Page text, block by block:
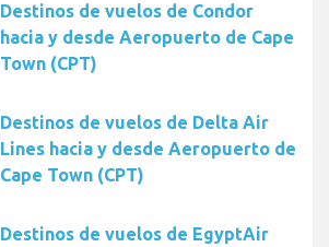
Destinos de vuelos de Condor
hacia y desde Aeropuerto de Cape
Town (CPT)
Destinos de vuelos de Delta Air
Lines hacia y desde Aeropuerto de
Cape Town (CPT)
Destinos de vuelos de EgyptAir